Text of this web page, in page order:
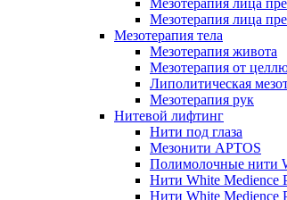
Мезотерапия лица
Мезотерапия лица
Мезотерапия тела
Мезотерапия живота
Мезотерапия от
Липолитическая
Мезотерапия рук
Нитевой лифтинг
Нити под глаза
Мезонити APTOS
Полимолочные нити
Нити White Medience
Нити White Medience